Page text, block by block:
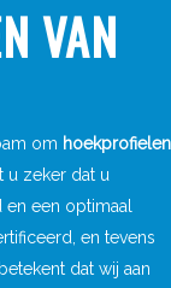
VAN
om hoekprofielen
u zeker dat u
een optimaal
en tevens
dat wij aan